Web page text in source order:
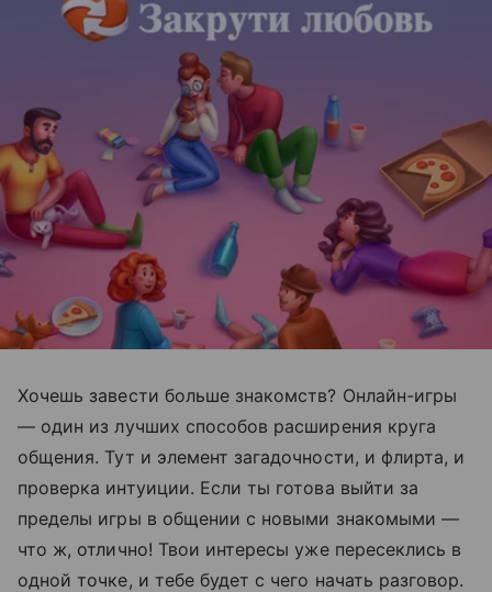
Хочешь завести больше знакомств? Онлайн-игры
— один из лучших способов расширения круга
общения. Тут и элемент загадочности, и флирта, и
проверка интуиции. Если ты готова выйти за
пределы игры в общении с новыми знакомыми —
что ж, отлично! Твои интересы уже пересеклись в
одной точке, и тебе будет с чего начать разговор.